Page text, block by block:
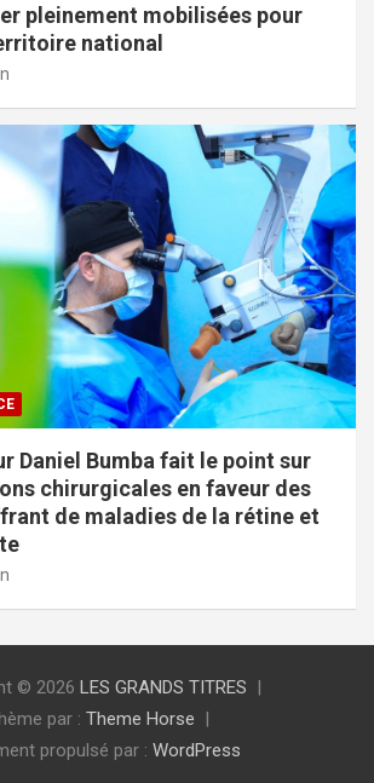
pleinement mobilisées pour
national
Daniel Bumba fait le point sur
chirurgicales en faveur des
de maladies de la rétine et
© 2026 LES GRANDS TITRES
par : Theme Horse
propulsé par : WordPress